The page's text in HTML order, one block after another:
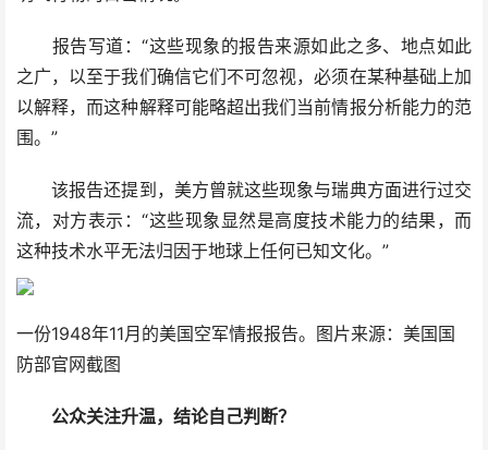
报告写道：“这些现象的报告来源如此之多、地点如此
之广，以至于我们确信它们不可忽视，必须在某种基础上加
以解释，而这种解释可能略超出我们当前情报分析能力的范
围。”
该报告还提到，美方曾就这些现象与瑞典方面进行过交
流，对方表示：“这些现象显然是高度技术能力的结果，而
这种技术水平无法归因于地球上任何已知文化。”
一份1948年11月的美国空军情报报告。图片来源：美国国
防部官网截图
公众关注升温，结论自己判断？